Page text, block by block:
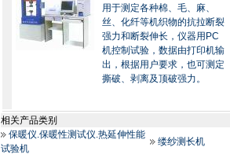
用于测定各种棉、毛、麻、
丝、化纤等机织物的抗拉断裂
强力和断裂伸长，仪器用PC
机控制试验，数据由打印机输
出，根据用户要求，也可测定
撕破、剥离及顶破强力。
相关产品类别
保暖仪.保暖性测试仪.热延伸性能
试验机
缕纱测长机